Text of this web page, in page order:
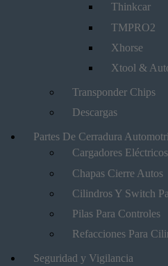
Thinkcar
TMPRO2
Xhorse
Xtool &
Transponder Chips
Descargas
Partes De Cerradura
Cargadores
Chapas Cierre Autos
Cilindros Y Switch
Pilas Para Controles
Refacciones Para
Seguridad y Vigilancia